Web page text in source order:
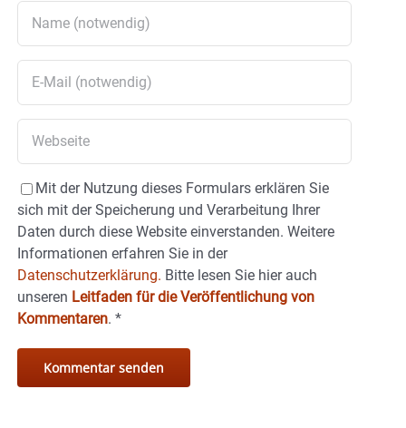
Mit der Nutzung dieses Formulars erklären Sie
sich mit der Speicherung und Verarbeitung Ihrer
Daten durch diese Website einverstanden. Weitere
Informationen erfahren Sie in der
Datenschutzerklärung. Bitte lesen Sie hier auch
unseren Leitfaden für die Veröffentlichung von
Kommentaren. *